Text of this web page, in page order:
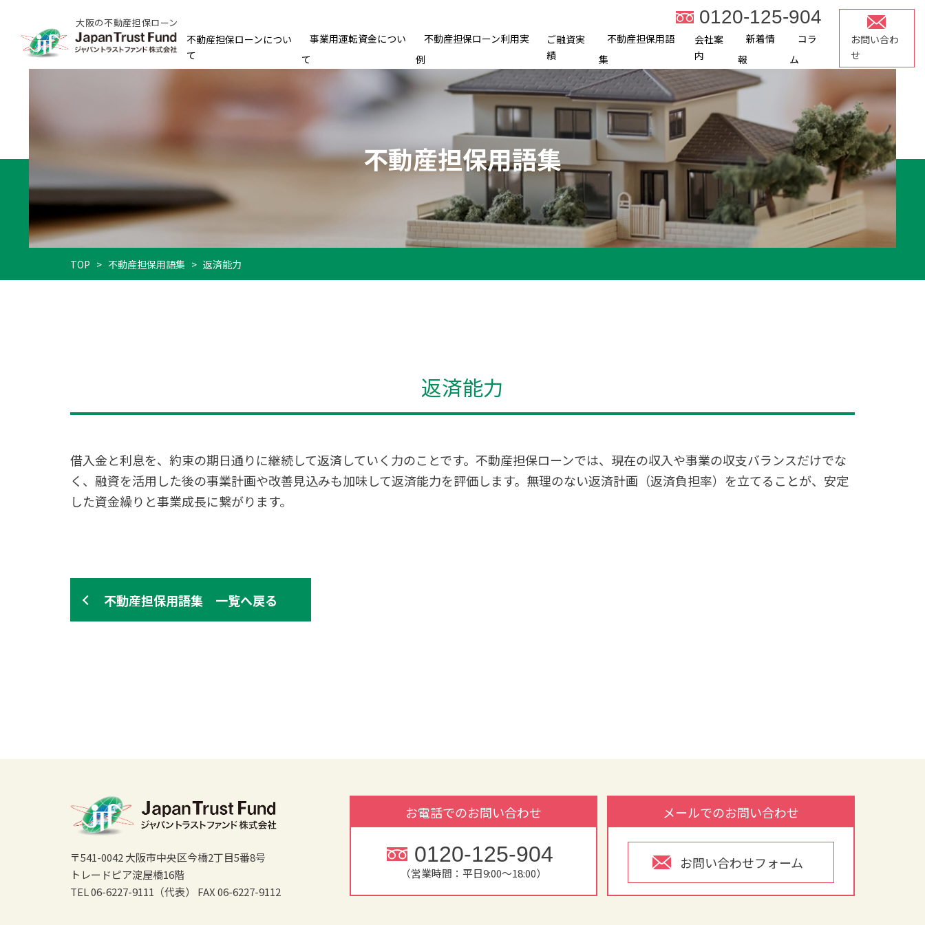
大阪の不動産担保ローン 0120-125-904
不動産担保ローンについ
て
事業用運転資金につい
て
不動産担保ローン利用実
例
ご融資実
績
不動産担保用語
集
会社案
内
新着情
報
コラ
ム
お問い合わ
せ
不動産担保用語集
TOP > 不動産担保用語集 > 返済能力
返済能力
借入金と利息を、約束の期日通りに継続して返済していく力のことです。不動産担保ローンでは、現在の収入や事業の収支バランスだけでな
く、融資を活用した後の事業計画や改善見込みも加味して返済能力を評価します。無理のない返済計画（返済負担率）を立てることが、安定
した資金繰りと事業成長に繋がります。
不動産担保用語集 一覧へ戻る
〒541-0042 大阪市中央区今橋2丁目5番8号
トレードピア淀屋橋16階
TEL 06-6227-9111（代表）
FAX 06-6227-9112
お電話でのお問い合わせ
0120-125-904
（営業時間：平日9:00～18:00）
メールでのお問い合わせ
お問い合わせフォーム